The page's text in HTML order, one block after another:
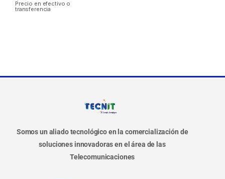
Precio en efectivo o
transferencia
Somos un aliado tecnológico en la comercialización de
soluciones innovadoras en el área de las
Telecomunicaciones